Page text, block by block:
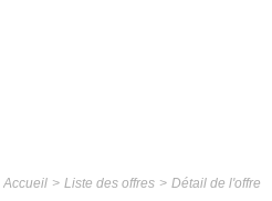
Accueil Liste des offres Détail de l'offre